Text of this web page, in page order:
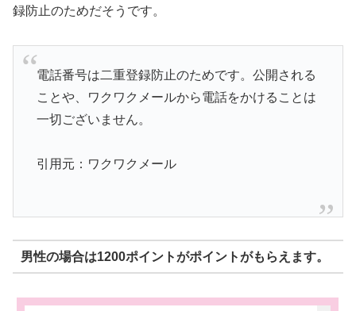
録防止のためだそうです。
電話番号は二重登録防止のためです。公開される
ことや、ワクワクメールから電話をかけることは
一切ございません。
引用元：ワクワクメール
男性の場合は1200ポイントがポイントがもらえます。